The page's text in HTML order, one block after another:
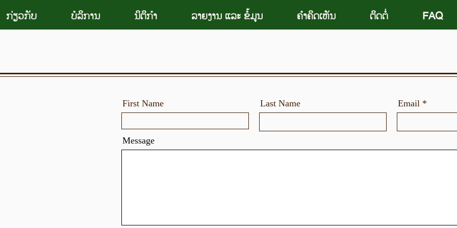
ກ່ຽວກັບ ບໍລິການ ນິຕິກຳ ລາຍງານ ແລະ ຂໍ້ມູນ ຄຳຄິດເຫັນ ຕິດຕໍ່ FAQ
First Name Last Name Email
Message